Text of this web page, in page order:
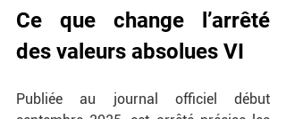
Ce que change l’arrêté
des valeurs absolues VI
Publiée au journal officiel début